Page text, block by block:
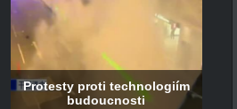
Protesty proti technologiím
budoucnosti